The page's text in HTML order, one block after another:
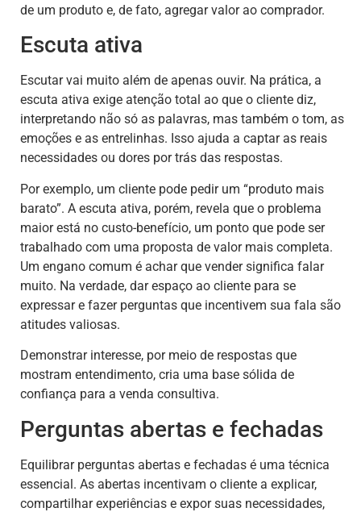
de um produto e, de fato, agregar valor ao comprador.
Escuta ativa
Escutar vai muito além de apenas ouvir. Na prática, a
escuta ativa exige atenção total ao que o cliente diz,
interpretando não só as palavras, mas também o tom, as
emoções e as entrelinhas. Isso ajuda a captar as reais
necessidades ou dores por trás das respostas.
Por exemplo, um cliente pode pedir um “produto mais
barato”. A escuta ativa, porém, revela que o problema
maior está no custo-benefício, um ponto que pode ser
trabalhado com uma proposta de valor mais completa.
Um engano comum é achar que vender significa falar
muito. Na verdade, dar espaço ao cliente para se
expressar e fazer perguntas que incentivem sua fala são
atitudes valiosas.
Demonstrar interesse, por meio de respostas que
mostram entendimento, cria uma base sólida de
confiança para a venda consultiva.
Perguntas abertas e fechadas
Equilibrar perguntas abertas e fechadas é uma técnica
essencial. As abertas incentivam o cliente a explicar,
compartilhar experiências e expor suas necessidades,